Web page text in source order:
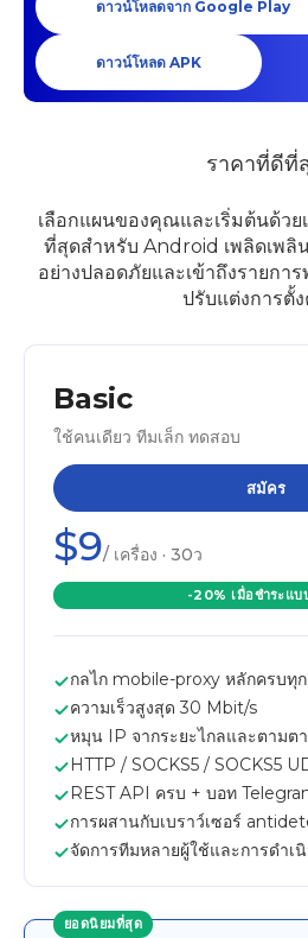
ดาวน์โหลดจาก Google Play
ดาวน์โหลด APK
ราคาที่ดีที่
เลือกแผนของคุณและเริ่มต้นด้ว
ที่สุดสำหรับ Android เพลิดเพลิ
อย่างปลอดภัยและเข้าถึงรายกา
ปรับแต่งการตั้
Basic
ใช้คนเดียว ทีมเล็ก ทดสอบ
สมัคร
$9/ เครื่อง · 30ว
-20% เมื่อชำระแบ
กลไก mobile-proxy หลักครบทุก
ความเร็วสูงสุด 30 Mbit/s
หมุน IP จากระยะไกลและตามต
HTTP / SOCKS5 / SOCKS5
REST API ครบ + บอท
การผสานกับเบราว์เซอร์
จัดการทีมหลายผู้ใช้และการดำเ
ยอดนิยมที่สุด